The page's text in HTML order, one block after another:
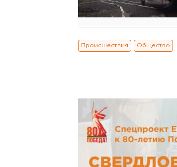
Происшествия Общество